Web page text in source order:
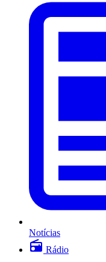
Notícias
Rádio